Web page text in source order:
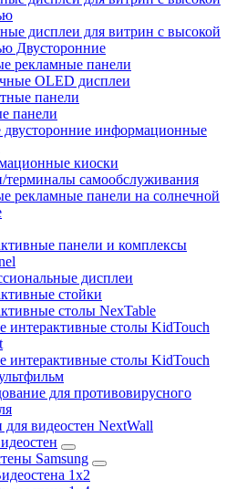
дисплеи для витрин с высокой
Двусторонние
рекламные панели
OLED дисплеи
панели
панели
двусторонние информационные
киоски
терминалы самообслуживания
рекламные панели на солнечной
панели и комплексы
дисплеи
стойки
столы NexTable
интерактивные столы KidTouch
интерактивные столы KidTouch
для противовирусного
видеостен NextWall
Samsung
1x2